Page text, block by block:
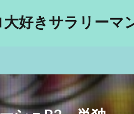
好きサラリーマ